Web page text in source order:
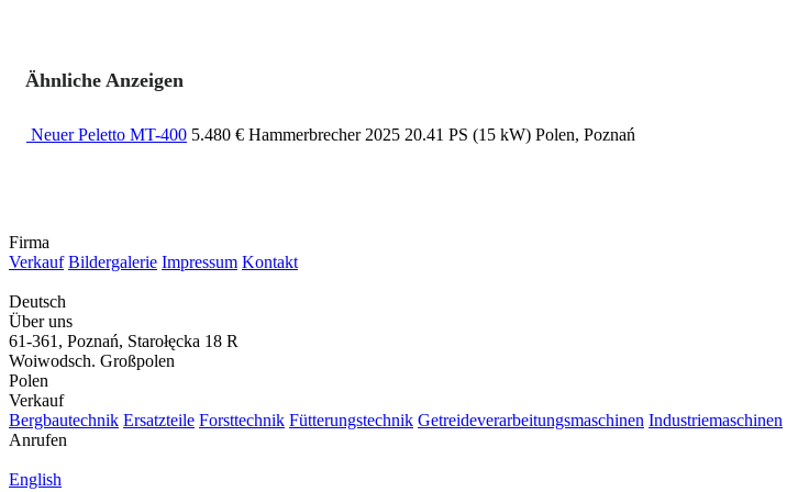
Ähnliche Anzeigen
Neuer Peletto MT-400 5.480 € Hammerbrecher 2025 20.41 PS (15 kW) Polen, Poznań
Firma
Verkauf Bildergalerie Impressum Kontakt
Deutsch
Über uns
61-361, Poznań, Starołęcka 18 R
Woiwodsch. Großpolen
Polen
Verkauf
Bergbautechnik Ersatzteile Forsttechnik Fütterungstechnik Getreideverarbeitungsmaschinen Industriemaschinen
Anrufen
English